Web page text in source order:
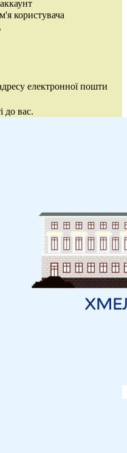
користувача
електронної пошти
до вас.